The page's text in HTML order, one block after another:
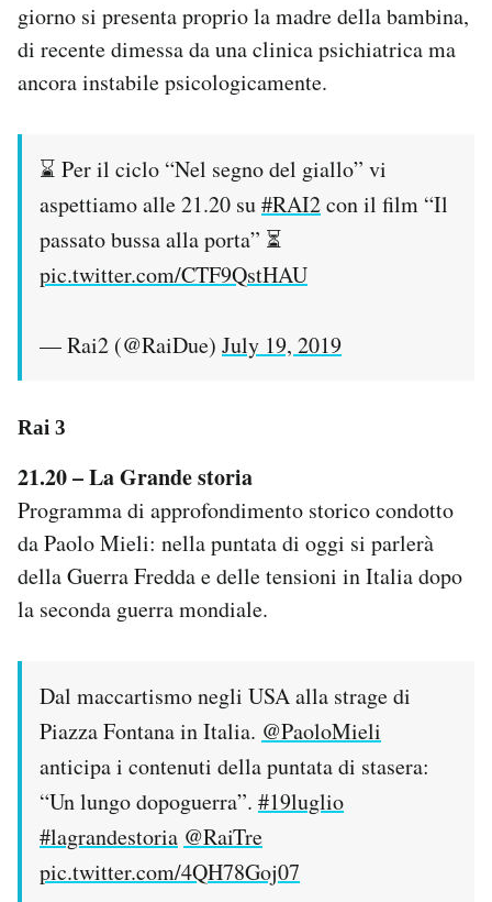
giorno si presenta proprio la madre della bambina,
di recente dimessa da una clinica psichiatrica ma
ancora instabile psicologicamente.
⌛ Per il ciclo “Nel segno del giallo” vi
aspettiamo alle 21.20 su#RAI2con il film “Il
passato bussa alla porta” ⏳
pic.twitter.com/CTF9QstHAU
— Rai2 (@RaiDue) July 19, 2019
Rai 3
21.20 – La Grande storia
Programma di approfondimento storico condotto
da Paolo Mieli: nella puntata di oggi si parlerà
della Guerra Fredda e delle tensioni in Italia dopo
la seconda guerra mondiale.
Dal maccartismo negli USA alla strage di
Piazza Fontana in Italia. @PaoloMieli
anticipa i contenuti della puntata di stasera:
“Un lungo dopoguerra”. #19luglio
#lagrandestoria @RaiTre
pic.twitter.com/4QH78Goj07